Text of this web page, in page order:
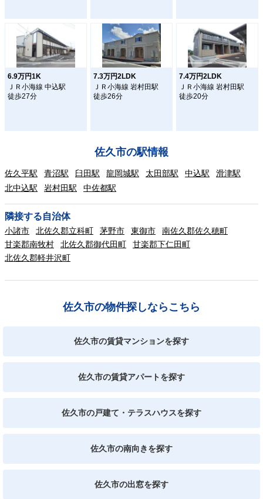
6.9万円1K
ＪＲ小海線 中込駅
徒歩27分
7.3万円2LDK
ＪＲ小海線 岩村田駅
徒歩26分
7.4万円2LDK
ＪＲ小海線 岩村田駅
徒歩20分
佐久市の駅情報
佐久平駅 青沼駅 臼田駅 龍岡城駅 太田部駅 中込駅
滑津駅
北中込駅
岩村田駅 中佐都駅
隣接する自治体
小諸市 北佐久郡立科町 茅野市 東御市
南佐久郡佐久穂町
甘楽郡南牧村
北佐久郡御代田町
甘楽郡下仁田町
北佐久郡軽井沢町
佐久市の物件探しならこちら
佐久市の賃貸マンションを探す
佐久市の賃貸アパートを探す
佐久市の戸建て・テラスハウスを探す
佐久市の南向きを探す
佐久市の出窓を探す